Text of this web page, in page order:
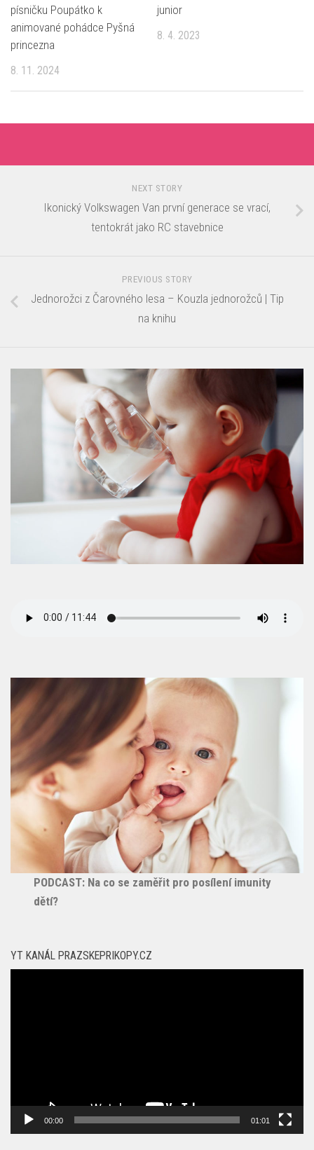
písničku Poupátko k
animované pohádce Pyšná
princezna
8. 11. 2024
junior
8. 4. 2023
NEXT STORY
Ikonický Volkswagen Van první generace se vrací,
tentokrát jako RC stavebnice
PREVIOUS STORY
Jednorožci z Čarovného lesa – Kouzla jednorožců | Tip
na knihu
PODCAST: Na co se zaměřit pro posílení imunity
dětí?
YT KANÁL PRAZSKEPRIKOPY.CZ
00:00 01:01